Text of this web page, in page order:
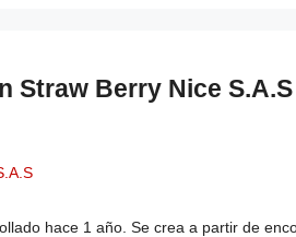
Straw Berry Nice S.A.S
hace 1 año. Se crea a partir de